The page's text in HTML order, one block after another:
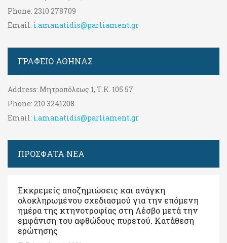
Phone: 2310 278709
Email: i.amanatidis@parliament.gr
ΓΡΑΦΕΊΟ ΑΘΉΝΑΣ
Address: Μητροπόλεως 1, Τ.Κ. 105 57
Phone: 210 3241208
Email: i.amanatidis@parliament.gr
ΠΡΟΣΦΑΤΑ ΝΕΑ
Εκκρεμείς αποζημιώσεις και ανάγκη
ολοκληρωμένου σχεδιασμού για την επόμενη
ημέρα της κτηνοτροφίας στη Λέσβο μετά την
εμφάνιση του αφθώδους πυρετού. Kατάθεση
ερώτησης